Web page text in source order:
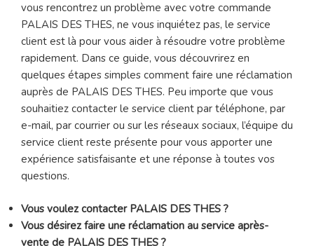
vous rencontrez un problème avec votre commande
PALAIS DES THES, ne vous inquiétez pas, le service
client est là pour vous aider à résoudre votre problème
rapidement. Dans ce guide, vous découvrirez en
quelques étapes simples comment faire une réclamation
auprès de PALAIS DES THES. Peu importe que vous
souhaitiez contacter le service client par téléphone, par
e-mail, par courrier ou sur les réseaux sociaux, l’équipe du
service client reste présente pour vous apporter une
expérience satisfaisante et une réponse à toutes vos
questions.
Vous voulez contacter PALAIS DES THES ?
Vous désirez faire une réclamation au service après-
vente de PALAIS DES THES ?